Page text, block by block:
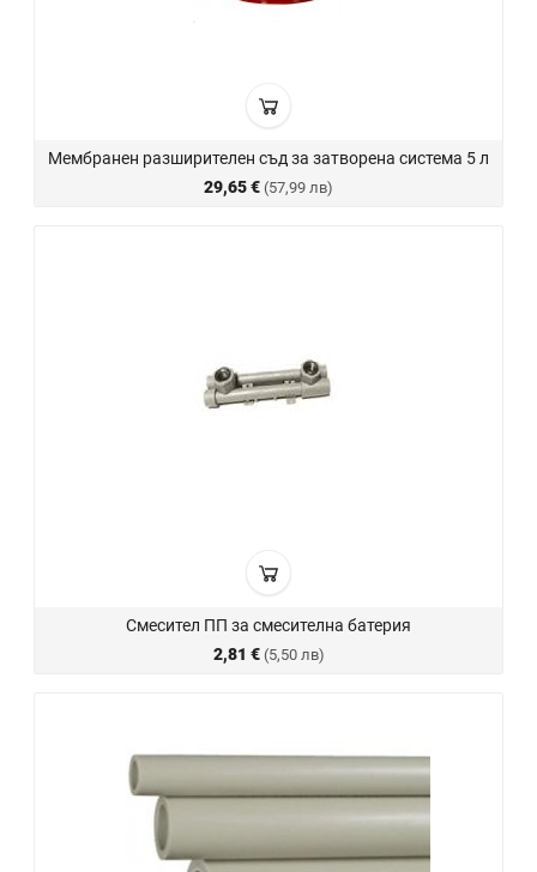
Мембранен разширителен съд за затворена система 5 л
29,65 € (57,99 лв)
Смесител ПП за смесителна батерия
2,81 € (5,50 лв)